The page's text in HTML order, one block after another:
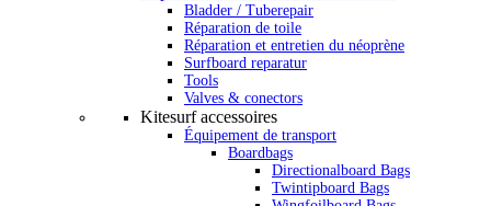
Bladder / Tuberepair
Réparation de toile
Réparation et entretien du néoprène
Surfboard reparatur
Tools
Valves & conectors
Kitesurf accessoires
Équipement de transport
Boardbags
Directionalboard Bags
Twintipboard Bags